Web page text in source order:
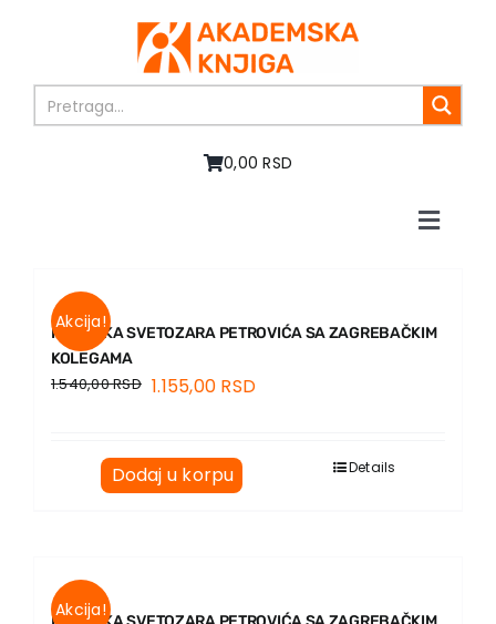
0,00 RSD
Toggle
O nama
Knjige
U pripremi
Akcija!
PREPISKA SVETOZARA PETROVIĆA SA ZAGREBAČKIM
KOLEGAMA
1.540,00RSD 1.155,00 RSD
Dodaj u korpu Details
Akcija!